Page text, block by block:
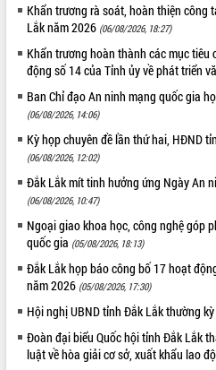
Chuyển đổi số 'mở đường' cho nông
nghiệp Đắk Lắk tăng trưởng bứt phá
Triển khai đồng bộ đo đạc, lập hồ sơ
địa chính, hoàn thiện cơ sở dữ liệu đất
đai
Ứng dụng sinh trắc học - Bước tiến
trong hành trình chuyển đổi số tại Đắk
Lắk
Đắk Lắk nâng cao hiệu quả công tác
Đảng từ Sổ tay đảng viên điện tử
Đắk Lắk đẩy mạnh nuôi biển công
nghệ, hướng tới phát triển thủy sản
bền vững
Tập huấn nâng cao năng lực triển khai
chuyển đổi số cho cán bộ, công chức
cấp xã
Đắk Lắk phát động hưởng ứng Ngày
Quyền của người tiêu dùng Việt Nam
Khẩn trương rà soát, hoàn thiện công
Lắk năm 2026 (06/08/2026, 18:27)
Khẩn trương hoàn thành các mục tiêu
động số 14 của Tỉnh ủy về phát triển
Ban Chỉ đạo An ninh mạng quốc gia
(06/08/2026, 14:06)
Kỳ họp chuyên đề lần thứ hai, HĐND
(06/08/2026, 12:02)
Đắk Lắk mít tinh hưởng ứng Ngày An
(06/08/2026, 10:47)
Ngoại giao khoa học, công nghệ góp
quốc gia (05/08/2026, 18:13)
Đắk Lắk họp báo công bố 17 hoạt
năm 2026 (05/08/2026, 17:30)
Hội nghị UBND tỉnh Đắk Lắk thường
Đoàn đại biểu Quốc hội tỉnh Đắk Lắk
luật về hòa giải cơ sở, xuất khẩu lao